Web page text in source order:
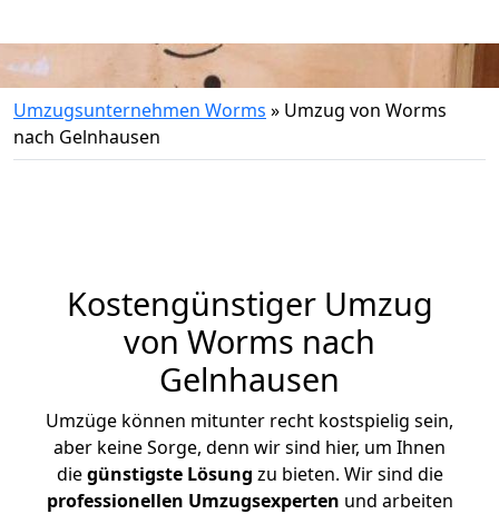
Umzugsunternehmen Worms » Umzug von Worms
nach Gelnhausen
Kostengünstiger Umzug
von Worms nach
Gelnhausen
Umzüge können mitunter recht kostspielig sein,
aber keine Sorge, denn wir sind hier, um Ihnen
diegünstigste Lösung zu bieten. Wir sind die
professionellen Umzugsexperten und arbeiten